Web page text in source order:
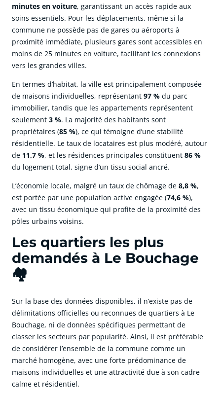
minutes en voiture, garantissant un accès rapide aux
soins essentiels. Pour les déplacements, même si la
commune ne possède pas de gares ou aéroports à
proximité immédiate, plusieurs gares sont accessibles en
moins de 25 minutes en voiture, facilitant les connexions
vers les grandes villes.
En termes d’habitat, la ville est principalement composée
de maisons individuelles, représentant 97 % du parc
immobilier, tandis que les appartements représentent
seulement 3 %. La majorité des habitants sont
propriétaires (85 %), ce qui témoigne d’une stabilité
résidentielle. Le taux de locataires est plus modéré, autour
de 11,7 %, et les résidences principales constituent 86 %
du logement total, signe d’un tissu social ancré.
L’économie locale, malgré un taux de chômage de 8,8 %,
est portée par une population active engagée (74,6 %),
avec un tissu économique qui profite de la proximité des
pôles urbains voisins.
Les quartiers les plus
demandés à Le Bouchage
🏘️
Sur la base des données disponibles, il n’existe pas de
délimitations officielles ou reconnues de quartiers à Le
Bouchage, ni de données spécifiques permettant de
classer les secteurs par popularité. Ainsi, il est préférable
de considérer l’ensemble de la commune comme un
marché homogène, avec une forte prédominance de
maisons individuelles et une attractivité due à son cadre
calme et résidentiel.